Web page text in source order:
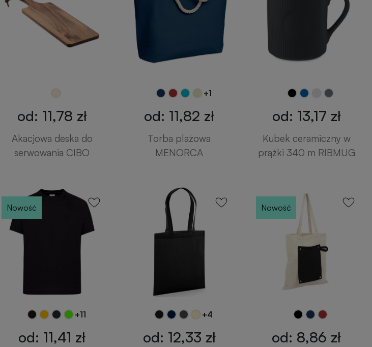
od: 11,78 zł
Akacjowa deska do
serwowania CIBO
+1
od: 11,82 zł
Torba plażowa
MENORCA
od: 13,17 zł
Kubek ceramiczny w
prążki 340 m RIBMUG
Nowość
+11
od: 11,41 zł
+4
od: 12,33 zł
Nowość
od: 8,86 zł